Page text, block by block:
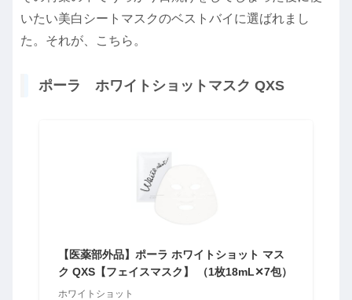
いたい美白シートマスクのベストバイに選ばれまし
た。それが、こちら。
ポーラ ホワイトショットマスク QXS
【医薬部外品】ポーラ ホワイトショット マス
ク QXS【フェイスマスク】 （1枚18mL✕7包）
ホワイトショット